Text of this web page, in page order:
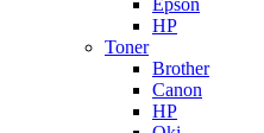
HP
Toner
Brother
Canon
HP